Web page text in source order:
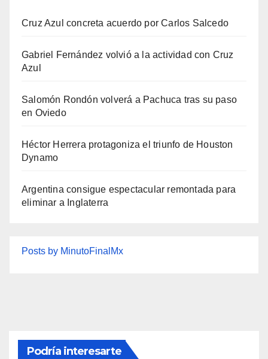
Cruz Azul concreta acuerdo por Carlos Salcedo
Gabriel Fernández volvió a la actividad con Cruz
Azul
Salomón Rondón volverá a Pachuca tras su paso
en Oviedo
Héctor Herrera protagoniza el triunfo de Houston
Dynamo
Argentina consigue espectacular remontada para
eliminar a Inglaterra
Posts by MinutoFinalMx
Podría interesarte